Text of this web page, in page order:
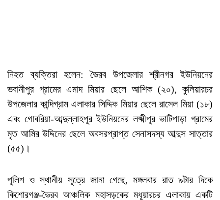
নিহত ব্যক্তিরা হলেন: ভৈরব উপজেলার শ্রীনগর ইউনিয়নের
ভবানীপুর গ্রামের এমাদ মিয়ার ছেলে আশিক (২০), কুলিয়ারচর
উপজেলার কান্দিগ্রাম এলাকার সিদ্দিক মিয়ার ছেলে রাসেল মিয়া (১৮)
এবং গোবরিয়া-আব্দুল্লাহপুর ইউনিয়নের লক্ষ্মীপুর ভাটিপাড়া গ্রামের
মৃত আমির উদ্দিনের ছেলে অবসরপ্রাপ্ত সেনাসদস্য আব্দুস সাত্তার
(৫৫)।
পুলিশ ও স্থানীয় সূত্রে জানা গেছে, মঙ্গলবার রাত ৯টার দিকে
কিশোরগঞ্জ-ভৈরব আঞ্চলিক মহাসড়কের মধূয়ারচর এলাকায় একটি